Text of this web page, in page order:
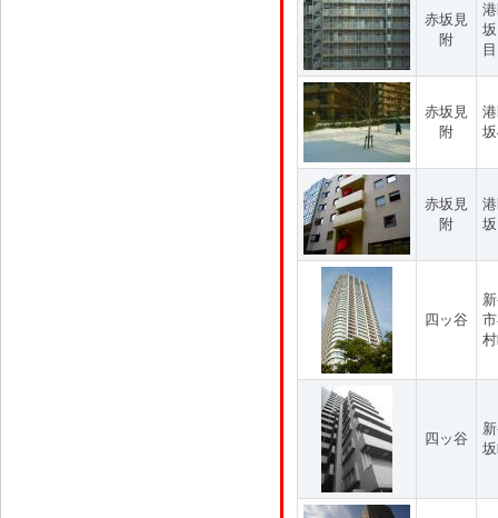
赤坂見
附
目
赤坂見
附
赤坂見
附
四ッ谷
四ッ谷